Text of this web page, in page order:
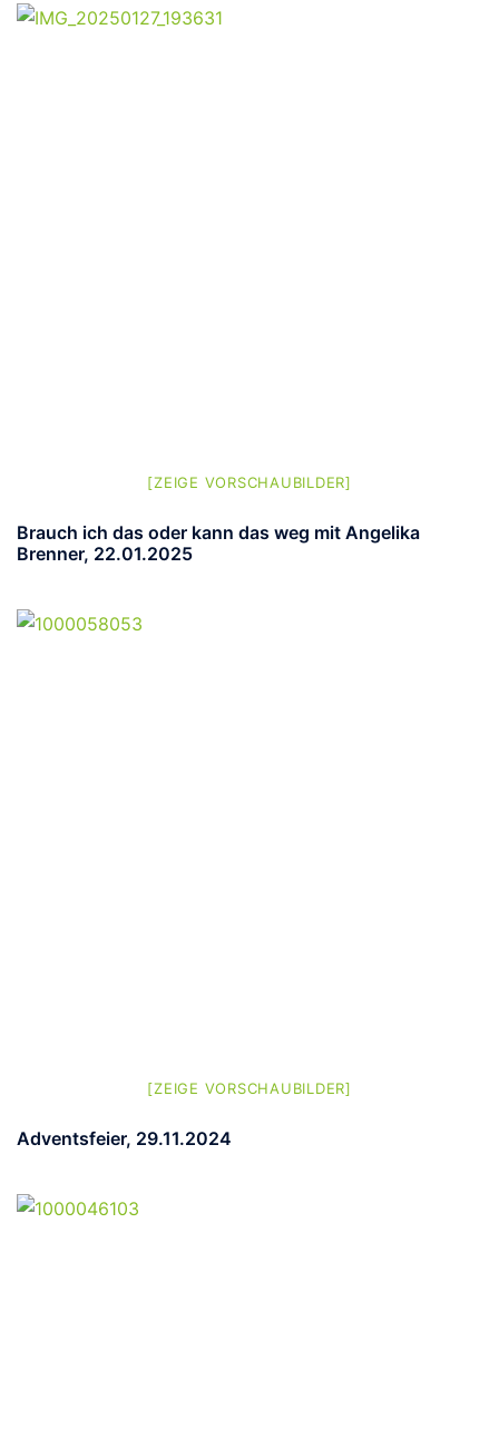
[ZEIGE VORSCHAUBILDER]
Brauch ich das oder kann das weg mit Angelika
Brenner, 22.01.2025
[ZEIGE VORSCHAUBILDER]
Adventsfeier, 29.11.2024